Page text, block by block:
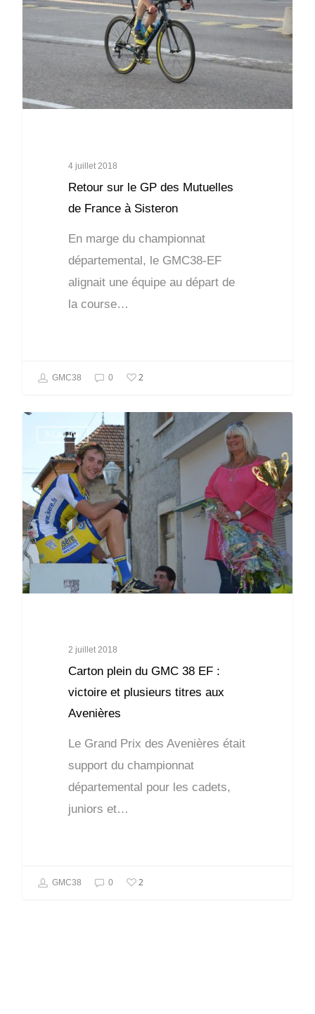
4 juillet 2018
Retour sur le GP des Mutuelles
de France à Sisteron
En marge du championnat
départemental, le GMC38-EF
alignait une équipe au départ de
la course…
GMC38 0 2
A La Une
2 juillet 2018
Carton plein du GMC 38 EF :
victoire et plusieurs titres aux
Avenières
Le Grand Prix des Avenières était
support du championnat
départemental pour les cadets,
juniors et…
GMC38 0 2